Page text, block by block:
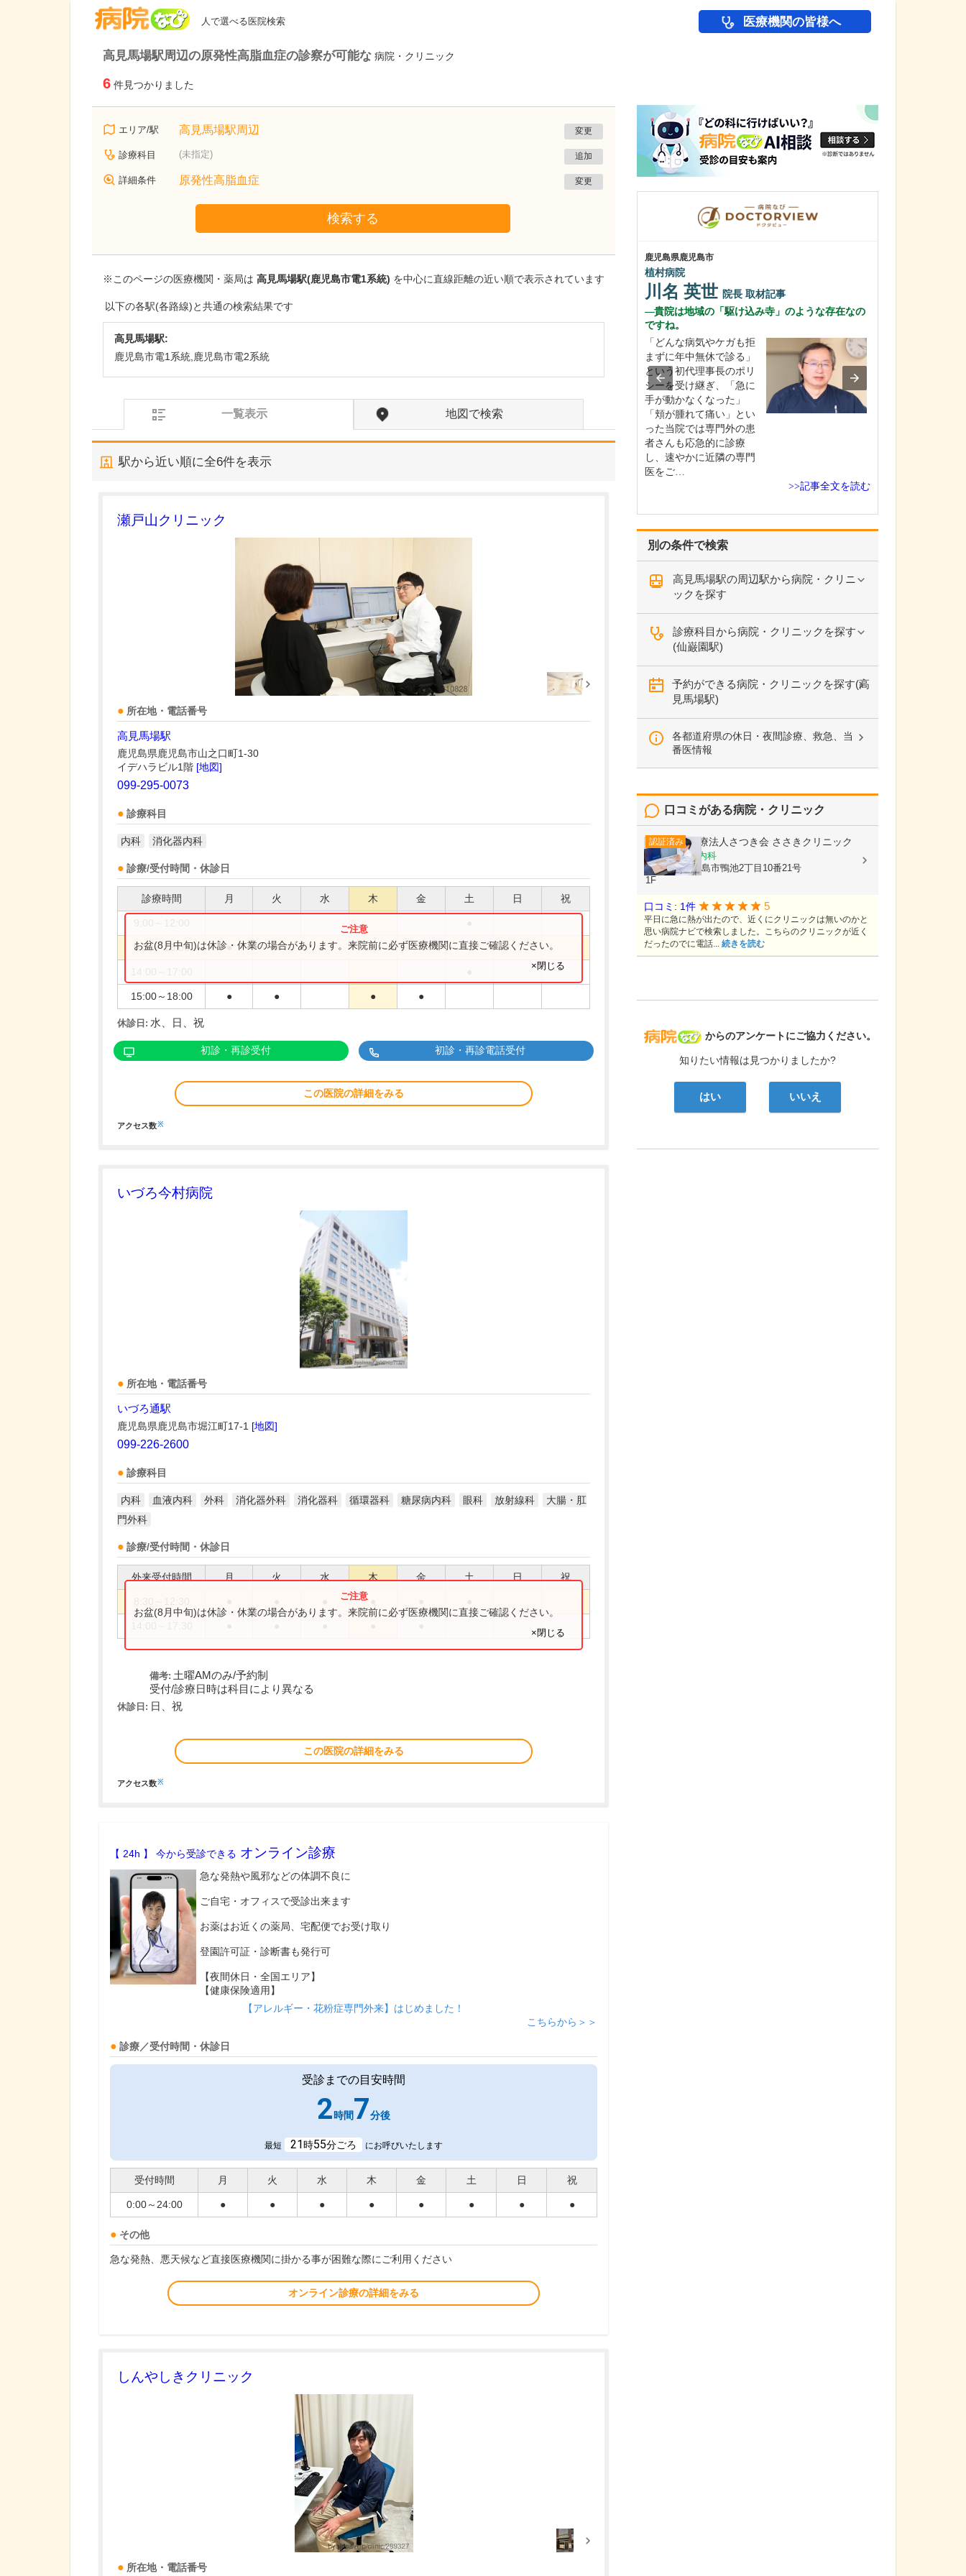
人で選べる医院検索 医療機関の皆様へ
高見馬場駅周辺の原発性高脂血症の診察が可能な 病院・クリニック
6 件見つかりました
エリア/駅 高見馬場駅周辺 変更
診療科目 (未指定) 追加
詳細条件 原発性高脂血症 変更
検索する
※このページの医療機関・薬局は 高見馬場駅(鹿児島市電1系統) を中心に直線距離の近い順で表示されています
以下の各駅(各路線)と共通の検索結果です
高見馬場駅:
鹿児島市電1系統,鹿児島市電2系統
一覧表示 地図で検索
駅から近い順に全6件を表示
瀬戸山クリニック
所在地・電話番号
高見馬場駅
鹿児島県鹿児島市山之口町1-30
イデハラビル1階 [地図]
099-295-0073
診療科目
内科 消化器内科
診療/受付時間・休診日
診療時間 月 火 水 木 金 土 日 祝
9:00～13:00 ● ● ● ●
15:00～18:00 ● ● ● ●
お盆(8月中旬)は休診・休業の場合があります。来院前に必ず医療機関に直接ご確認ください。
×閉じる
休診日: 水、日、祝
初診・再診受付 初診・再診電話受付
この医院の詳細をみる
アクセス数※
いづろ今村病院
所在地・電話番号
いづろ通駅
鹿児島県鹿児島市堀江町17-1 [地図]
099-226-2600
診療科目
内科 血液内科 外科 消化器外科 消化器科 循環器科 糖尿病内科 眼科 放射線科
大腸・肛
門外科
診療/受付時間・休診日
外来受付時間 月 火 水 木 金 土 日 祝
お盆(8月中旬)は休診・休業の場合があります。来院前に必ず医療機関に直接ご確認ください。
×閉じる
備考: 土曜AMのみ/予約制
受付/診療日時は科目により異なる
休診日: 日、祝
この医院の詳細をみる
アクセス数※
【 24h 】 今から受診できる オンライン診療
急な発熱や風邪などの体調不良に
ご自宅・オフィスで受診出来ます
お薬はお近くの薬局、宅配便でお受け取り
登園許可証・診断書も発行可
【夜間休日・全国エリア】
【健康保険適用】
【アレルギー・花粉症専門外来】はじめました！
こちらから＞＞
診療／受付時間・休診日
受診までの目安時間
2時間7分後
最短 21時55分ごろ にお呼びいたします
受付時間 月 火 水 木 金 土 日 祝
0:00～24:00 ● ● ● ● ● ● ● ●
その他
急な発熱、悪天候など直接医療機関に掛かる事が困難な際にご利用ください
オンライン診療の詳細をみる
しんやしきクリニック
所在地・電話番号
別の条件で検索
高見馬場駅の周辺駅から病院・クリニ
ックを探す
診療科目から病院・クリニックを探す
(仙巌園駅)
予約ができる病院・クリニックを探す(高
見馬場駅)
各都道府県の休日・夜間診療、救急、当
番医情報
病院なび
からのアンケートにご協力ください。
知りたい情報は見つかりましたか?
はい いいえ
口コミがある病院・クリニック
認証済み 医療法人さつき会 ささきクリニック
内科, 循環器内科
鹿児島県鹿児島市鴨池2丁目10番21号
1F
口コミ: 1件 5
平日に急に熱が出たので、近くにクリニックは無いのかと
思い病院ナビで検索しました。こちらのクリニックが近く
だったのでに電話... 続きを読む
鹿児島県鹿児島市
緑ヶ丘クリニック
総合的な診療を行ってい
といった一般内科の疾患
から、外傷や関節・筋肉
鹿児島県鹿児島市
植村病院
川名 英世 院長 取材記事
貴院は地域の「駆け込み寺」のような存在なの
ですね。
「どんな病気やケガも拒
まずに年中無休で診る」
という初代理事長のポリ
シーを受け継ぎ、「急に
手が動かなくなった」
「頬が腫れて痛い」とい
った当院では専門外の患
者さんも応急的に診療
し、速やかに近隣の専門
医をご…
>>記事全文を読む